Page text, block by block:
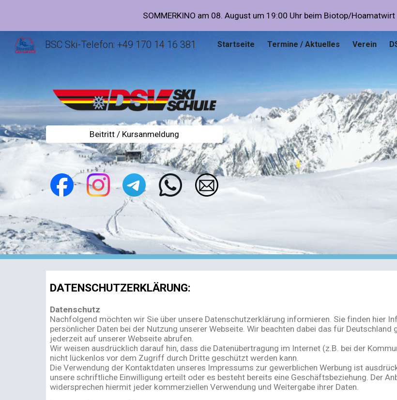
Skip to main content
SOMMERKINO am 08. August um 19:00 Uhr beim Biotop/Hoamatwirt
BSC Ski-Telefon: +49 170 14 16 381 Startseite Termine / Aktuelles Verein
Beitritt / Kursanmeldung
DATENSCHUTZERKLÄRUNG:
Datenschutz
Nachfolgend möchten wir Sie über unsere Datenschutzerklärung informieren. Sie finden hier
persönlicher Daten bei der Nutzung unserer Webseite. Wir beachten dabei das für
jederzeit auf unserer Webseite abrufen.
Wir weisen ausdrücklich darauf hin, dass die Datenübertragung im Internet (z.B. bei der
nicht lückenlos vor dem Zugriff durch Dritte geschützt werden kann.
Die Verwendung der Kontaktdaten unseres Impressums zur gewerblichen Werbung ist
unsere schriftliche Einwilligung erteilt oder es besteht bereits eine Geschäftsbeziehung. Der
widersprechen hiermit jeder kommerziellen Verwendung und Weitergabe ihrer Daten.